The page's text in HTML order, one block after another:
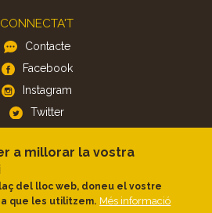
CONNECTA'T
Contacte
Facebook
Instagram
Twitter
APP
iOS
Android
a millorar la vostra
del lloc web, doneu el vostre
que les utilitzem. Més informació